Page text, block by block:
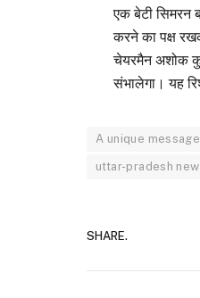
एक बेटी सिमरन
करने का पक्ष
चेयरमैन अशोक
संभालेगा। यह
A unique
uttar-pradesh
SHARE.